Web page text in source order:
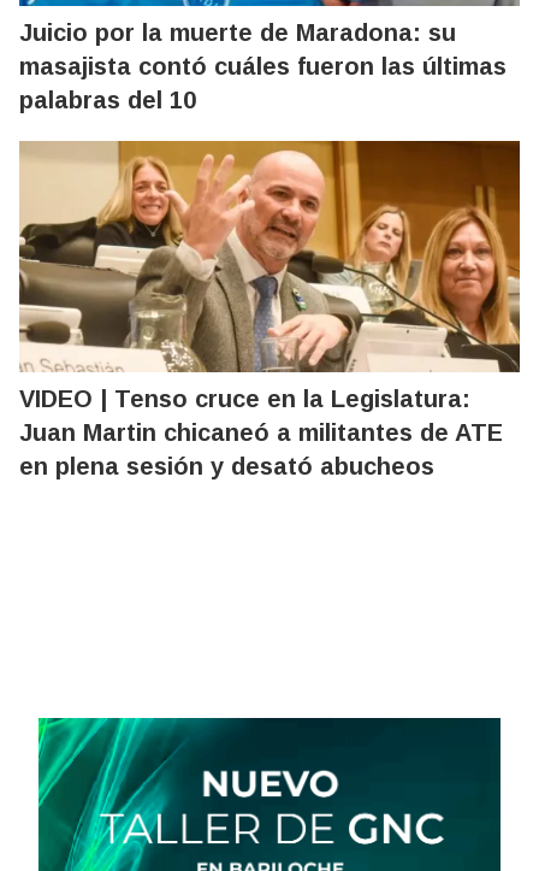
Juicio por la muerte de Maradona: su
masajista contó cuáles fueron las últimas
palabras del 10
VIDEO | Tenso cruce en la Legislatura:
Juan Martin chicaneó a militantes de ATE
en plena sesión y desató abucheos